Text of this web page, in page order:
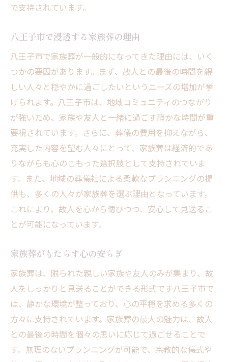
で支持されています。
八王子市で浸透する家族葬の理由
八王子市で家族葬が一般的になってきた理由には、いく
つかの要因があります。まず、故人との最後の時間を親
しい人々と穏やかに過ごしたいというニーズの増加が挙
げられます。八王子市は、地域コミュニティのつながり
が強いため、家族や友人と一緒に過ごす静かな時間が重
要視されています。さらに、葬儀の費用を抑えながら、
充実した内容を望む人々にとって、家族葬は経済的であ
りながらも心のこもった選択肢として支持されていま
す。また、地域の葬儀社による柔軟なプランニングの提
供も、多くの人々が家族葬を選ぶ理由となっています。
これにより、故人を心から偲びつつ、安心して見送るこ
とが可能になっています。
家族葬がもたらす心の安らぎ
家族葬は、限られた親しい家族や友人のみが集まり、故
人をしっかりと見送ることができる形式です八王子市で
は、静かな環境が整っており、心の平穏を求める多くの
方々に支持されています。家族葬の最大の魅力は、故人
との最後の時間を個々の思いに応じて過ごせることで
す。無理のないプランニングが可能で、宗教的な儀式や